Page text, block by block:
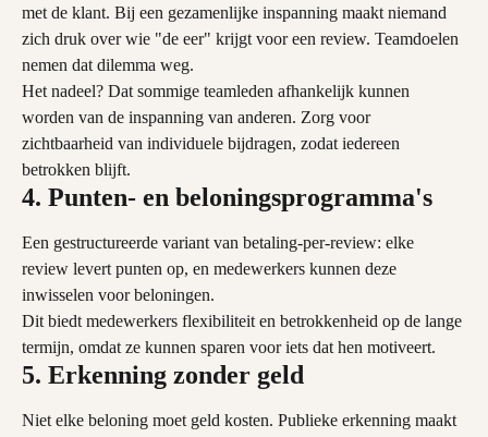
met de klant. Bij een gezamenlijke inspanning maakt niemand
zich druk over wie "de eer" krijgt voor een review. Teamdoelen
nemen dat dilemma weg.
Het nadeel? Dat sommige teamleden afhankelijk kunnen
worden van de inspanning van anderen. Zorg voor
zichtbaarheid van individuele bijdragen, zodat iedereen
betrokken blijft.
4. Punten- en beloningsprogramma's
Een gestructureerde variant van betaling-per-review: elke
review levert punten op, en medewerkers kunnen deze
inwisselen voor beloningen.
Dit biedt medewerkers flexibiliteit en betrokkenheid op de lange
termijn, omdat ze kunnen sparen voor iets dat hen motiveert.
5. Erkenning zonder geld
Niet elke beloning moet geld kosten. Publieke erkenning maakt